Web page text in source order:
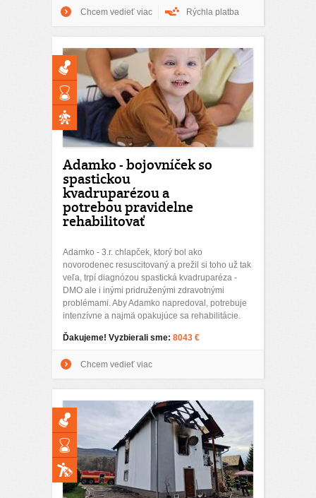
Chcem vedieť viac Rýchla platba
Adamko - bojovníček so
spastickou
kvadruparézou a
potrebou pravidelne
rehabilitovať
Adamko - 3.r. chlapček, ktorý bol ako
novorodenec resuscitovaný a prežil si toho už tak
veľa, trpí diagnózou spastická kvadruparéza -
DMO ale i inými pridruženými zdravotnými
problémami. Aby Adamko napredoval, potrebuje
intenzívne a najmä opakujúce sa rehabilitácie.
Ďakujeme! Vyzbierali sme: 8043 €
Chcem vedieť viac